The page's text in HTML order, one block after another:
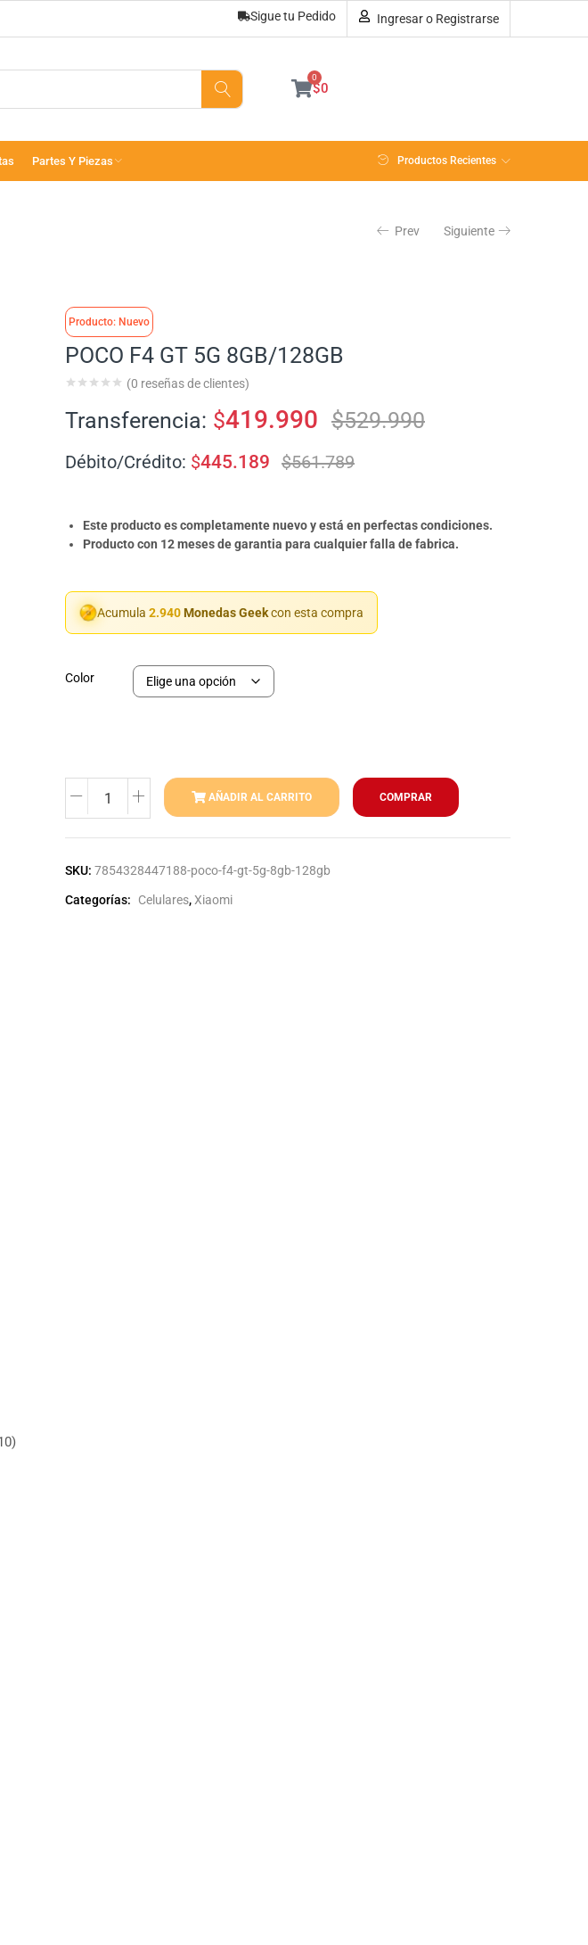
Sigue tu Pedido Ingresar o Registrarse
$0
0
Partes Y Piezas Productos Recientes
Prev Siguiente
Sin existencias
Producto: Nuevo
POCO F4 GT 5G 8GB/128GB
(0 reseñas de clientes)
Transferencia: $419.990 $529.990
Débito/Crédito: $445.189 $561.789
Este producto es completamente nuevo y está en perfectas condiciones.
Producto con 12 meses de garantia para cualquier falla de fabrica.
Acumula 2.940Monedas Geekcon esta compra
Color
AÑADIR AL CARRITO COMPRAR
SKU: 7854328447188-poco-f4-gt-5g-8gb-128gb
Categorías: Celulares,Xiaomi